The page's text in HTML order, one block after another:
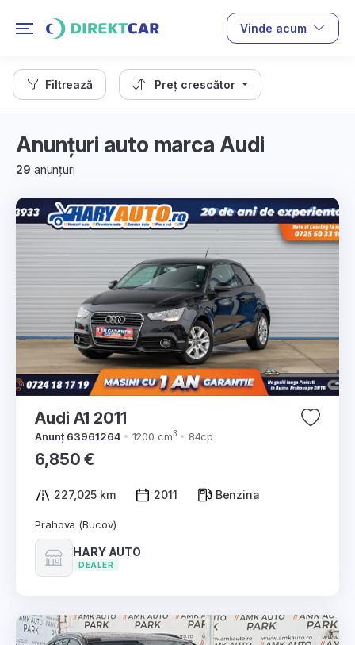
Vinde acum
Filtrează Preț crescător
Anunțuri auto marca Audi
29 anunțuri
Audi A1 2011
Anunț 63961264 1200 cm3 84cp
6,850 €
227,025 km 2011 Benzina
Prahova (Bucov)
HARY AUTO
DEALER